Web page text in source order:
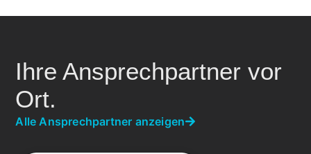
Ihre Ansprechpartner vor
Ort.
Alle Ansprechpartner anzeigen